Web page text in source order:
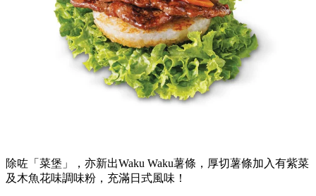
除咗「菜堡」，亦新出Waku Waku薯條，厚切薯條加入有紫菜
及木魚花味調味粉，充滿日式風味！